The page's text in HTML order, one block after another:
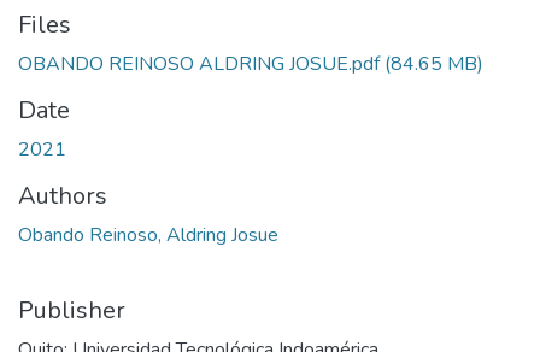
Files
OBANDO REINOSO ALDRING JOSUE.pdf(84.65 MB)
Date
2021
Authors
Obando Reinoso, Aldring Josue
Publisher